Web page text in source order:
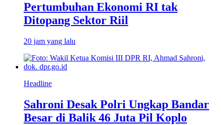
Pertumbuhan Ekonomi RI tak
Ditopang Sektor Riil
20 jam yang lalu
Headline
Sahroni Desak Polri Ungkap Bandar
Besar di Balik 46 Juta Pil Koplo